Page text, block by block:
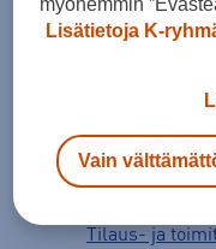
Tilaus- ja
Lisätietoja K-
Vain